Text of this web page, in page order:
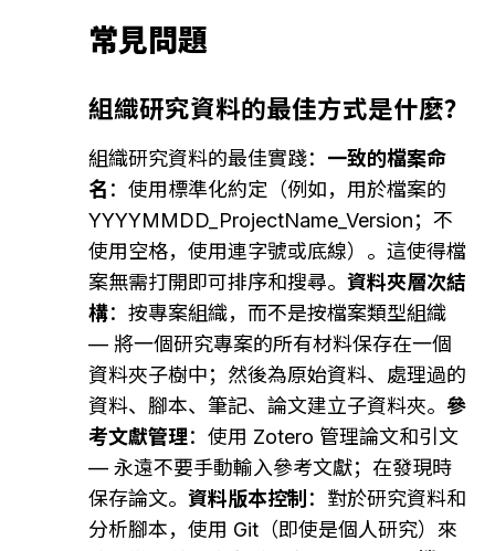
常見問題
組織研究資料的最佳方式是什麼？
組織研究資料的最佳實踐： 一致的檔案命
名 ：使用標準化約定（例如，用於檔案的
YYYYMMDD_ProjectName_Version；不
使用空格，使用連字號或底線）。這使得檔
案無需打開即可排序和搜尋。 資料夾層次結
構：按專案組織，而不是按檔案類型組織
— 將一個研究專案的所有材料保存在一個
資料夾子樹中；然後為原始資料、處理過的
資料、腳本、筆記、論文建立子資料夾。 參
考文獻管理：使用 Zotero 管理論文和引文
— 永遠不要手動輸入參考文獻；在發現時
保存論文。 資料版本控制 ：對於研究資料和
分析腳本，使用 Git（即使是個人研究）來